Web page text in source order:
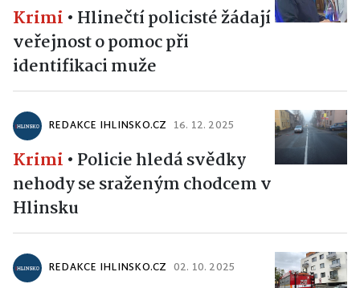
Krimi • Hlinečtí policisté žádají
veřejnost o pomoc při
identifikaci muže
REDAKCE IHLINSKO.CZ 16. 12. 2025
Krimi • Policie hledá svědky
nehody se sraženým chodcem v
Hlinsku
REDAKCE IHLINSKO.CZ 02. 10. 2025